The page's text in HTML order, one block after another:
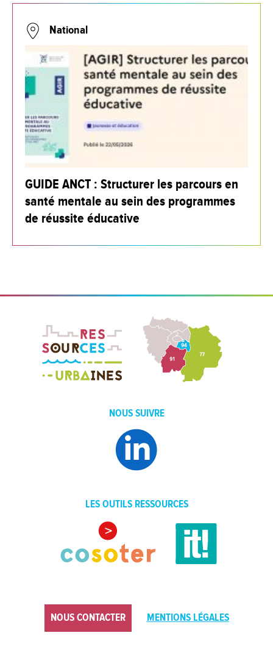
National
GUIDE ANCT : Structurer les parcours en
santé mentale au sein des programmes
de réussite éducative
NOUS SUIVRE
LES OUTILS RESSOURCES
NOUS CONTACTER MENTIONS LÉGALES